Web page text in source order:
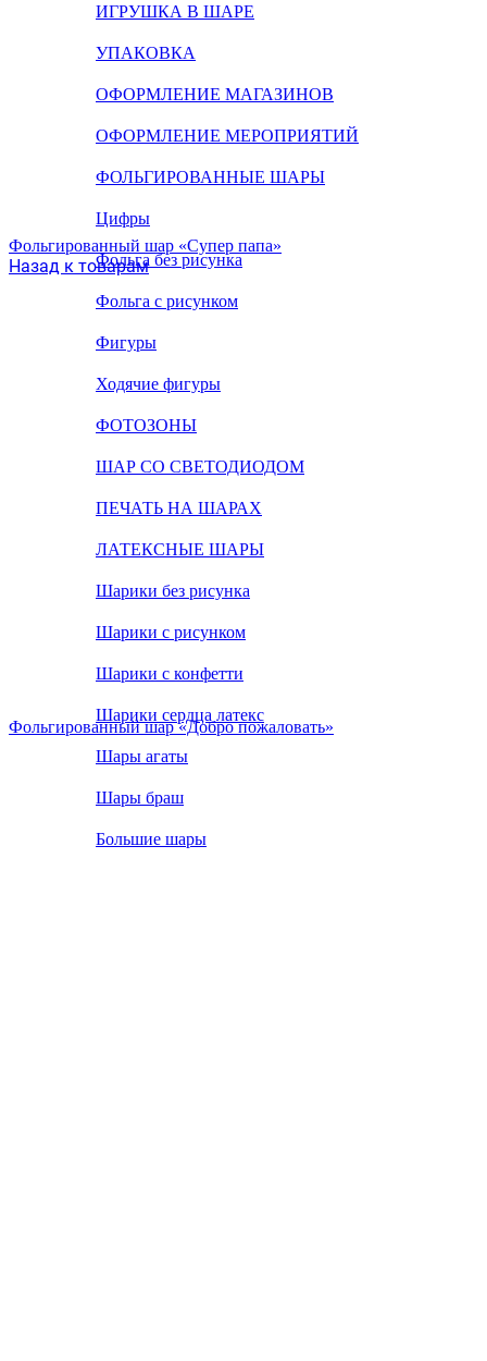
ИГРУШКА В ШАРЕ
УПАКОВКА
ОФОРМЛЕНИЕ МАГАЗИНОВ
ОФОРМЛЕНИЕ МЕРОПРИЯТИЙ
ФОЛЬГИРОВАННЫЕ ШАРЫ
Цифры
Фольга без рисунка
Фольга с рисунком
Фигуры
Ходячие фигуры
ФОТОЗОНЫ
ШАР СО СВЕТОДИОДОМ
ПЕЧАТЬ НА ШАРАХ
ЛАТЕКСНЫЕ ШАРЫ
Шарики без рисунка
Шарики с рисунком
Шарики с конфетти
Шарики сердца латекс
Шары агаты
Шары браш
Большие шары
Фольгированный шар «Супер папа»
Назад к товарам
Фольгированный шар «Добро пожаловать»